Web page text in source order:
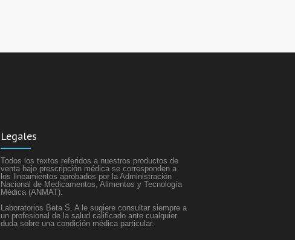
Legales
Todos los textos referidos a nuestros productos de
venta bajo prescripción médica se corresponden a
los lineamientos aprobados por la Administración
Nacional de Medicamentos, Alimentos y Tecnología
Médica (ANMAT).
Laboratorios Beta S. A le sugiere consultar siempre a
un profesional de la salud calificado ante cualquier
duda sobre una condición médica particular.